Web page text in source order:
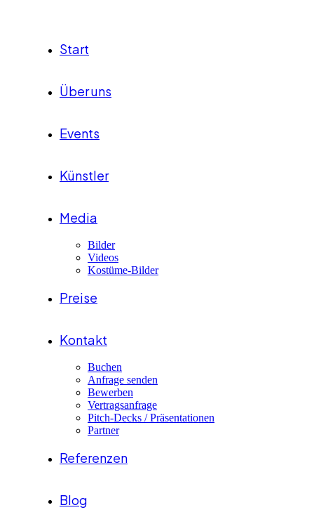
Start
Über uns
Events
Künstler
Media
Bilder
Videos
Kostüme-Bilder
Preise
Kontakt
Buchen
Anfrage senden
Bewerben
Vertragsanfrage
Pitch-Decks / Präsentationen
Partner
Referenzen
Blog